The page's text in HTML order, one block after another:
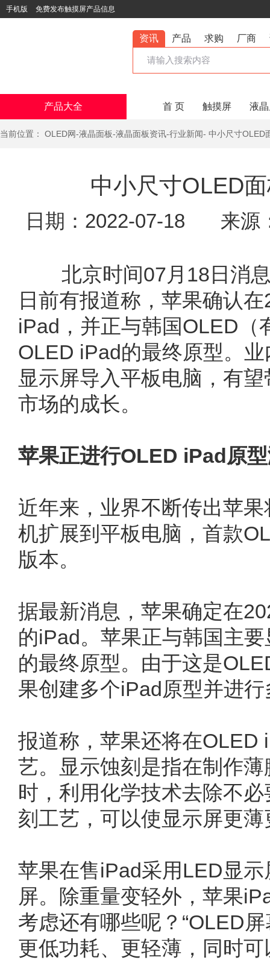
手机版 免费发布触摸屏产品信息
资讯 产品 求购 厂商
产品大全 首 页 触摸屏 液
当前位置： OLED网-液晶面板-液晶面板资讯-行业新闻- 中小尺寸OLED
中小尺寸OLED
日期：2022-07-18 来源
北京时间07月18日消
日前有报道称，苹果确认
iPad，并正与韩国OLED（
OLED iPad的最终原型。
显示屏导入平板电脑，有
市场的成长。
苹果正进行OLED iPad原
近年来，业界不断传出苹
机扩展到平板电脑，首款
版本。
据最新消息，苹果确定在
的iPad。苹果正与韩国主
的最终原型。由于这是
果创建多个iPad原型并进
报道称，苹果还将在OLED
艺。显示蚀刻是指在制作
时，利用化学技术去除不
刻工艺，可以使显示屏更薄
苹果在售iPad采用LED显
屏。除重量变轻外，苹果
考虑还有哪些呢？“OLED
更低功耗、更轻薄，同时